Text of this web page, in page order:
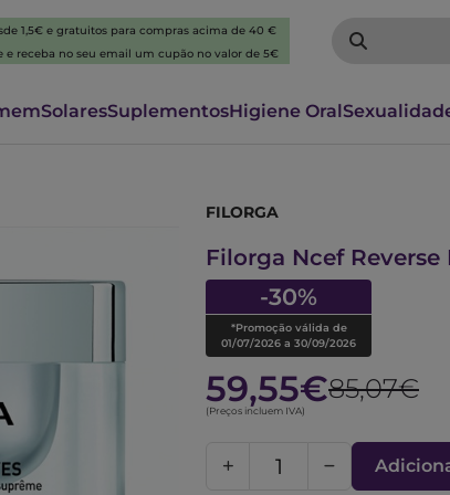
1,5€ e gratuitos para compras acima de 40 €
e receba no seu email um cupão no valor de 5€
SolaresSuplementosHigiene Oral
FILORGA
Filorga Ncef Reverse
-30%
*Promoção válida de
01/07/2026 a 30/09/2026
59,55€85,07€
(Preços incluem IVA)